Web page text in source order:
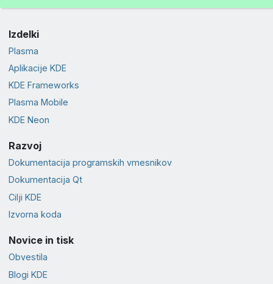
Izdelki
Plasma
Aplikacije KDE
KDE Frameworks
Plasma Mobile
KDE Neon
Razvoj
Dokumentacija programskih vmesnikov
Dokumentacija Qt
Cilji KDE
Izvorna koda
Novice in tisk
Obvestila
Blogi KDE